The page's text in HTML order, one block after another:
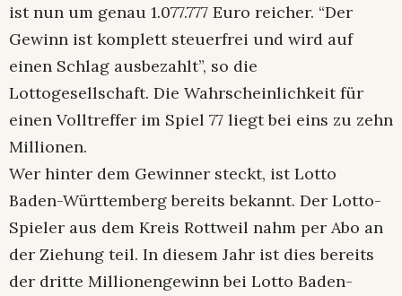
ist nun um genau 1.077.777 Euro reicher. “Der
Gewinn ist komplett steuerfrei und wird auf
einen Schlag ausbezahlt”, so die
Lottogesellschaft. Die Wahrscheinlichkeit für
einen Volltreffer im Spiel 77 liegt bei eins zu zehn
Millionen.
Wer hinter dem Gewinner steckt, ist Lotto
Baden-Württemberg bereits bekannt. Der Lotto-
Spieler aus dem Kreis Rottweil nahm per Abo an
der Ziehung teil. In diesem Jahr ist dies bereits
der dritte Millionengewinn bei Lotto Baden-